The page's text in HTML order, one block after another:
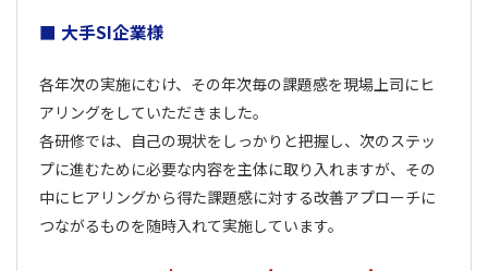
■ 大手SI企業様
各年次の実施にむけ、その年次毎の課題感を現場上司にヒ
アリングをしていただきました。
各研修では、自己の現状をしっかりと把握し、次のステッ
プに進むために必要な内容を主体に取り入れますが、その
中にヒアリングから得た課題感に対する改善アプローチに
つながるものを随時入れて実施しています。